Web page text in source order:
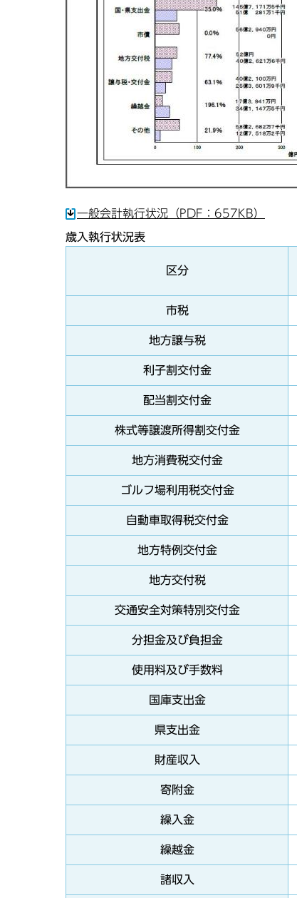
一般会計執行状況（PDF：657KB）
歳入執行状況表
区分
市税
地方譲与税
利子割交付金
配当割交付金
株式等譲渡所得割交付金
地方消費税交付金
ゴルフ場利用税交付金
自動車取得税交付金
地方特例交付金
地方交付税
交通安全対策特別交付金
分担金及び負担金
使用料及び手数料
国庫支出金
県支出金
財産収入
寄附金
繰入金
繰越金
諸収入